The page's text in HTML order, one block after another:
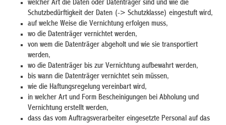
welcher Art die Daten oder Datenträger sind und wie die
Schutzbedürftigkeit der Daten (-> Schutzklasse) eingestuft wird,
auf welche Weise die Vernichtung erfolgen muss,
wo die Datenträger vernichtet werden,
von wem die Datenträger abgeholt und wie sie transportiert
werden,
wo die Datenträger bis zur Vernichtung aufbewahrt werden,
bis wann die Datenträger vernichtet sein müssen,
wie die Haftungsregelung vereinbart wird,
in welcher Art und Form Bescheinigungen bei Abholung und
Vernichtung erstellt werden,
dass das vom Auftragsverarbeiter eingesetzte Personal auf das